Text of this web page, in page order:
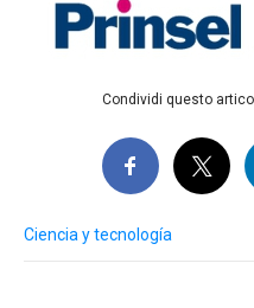
Condividi questo
Ciencia y tecnología